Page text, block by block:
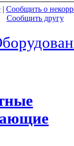
| Сообщить о
Сообщить другу